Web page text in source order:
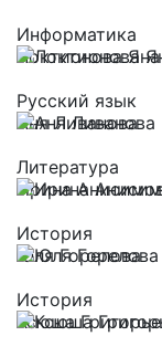
Информатика
Локтионова Яна
Русский язык
Аня Ливанова
Литература
Ирина
История
Юля Горелова
История
Ксюша